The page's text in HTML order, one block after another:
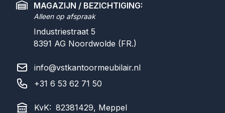
MAGAZIJN / BEZICHTIGING:
Alleen op afspraak
Industriestraat 5
8391 AG Noordwolde (FR.)
info@vstkantoormeubilair.nl
+31 6 53 62 71 50
KvK: 82381429, Meppel